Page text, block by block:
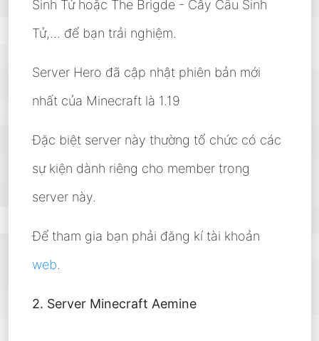
Sinh Tử hoặc The Brigde - Cây Cầu Sinh
Tử,... để bạn trải nghiệm.
Server Hero đã cập nhật phiên bản mới
nhất của Minecraft là 1.19
Đặc biệt server này thường tổ chức có các
sự kiện dành riêng cho member trong
server này.
Để tham gia bạn phải đăng kí tài khoản
web.
2. Server Minecraft Aemine